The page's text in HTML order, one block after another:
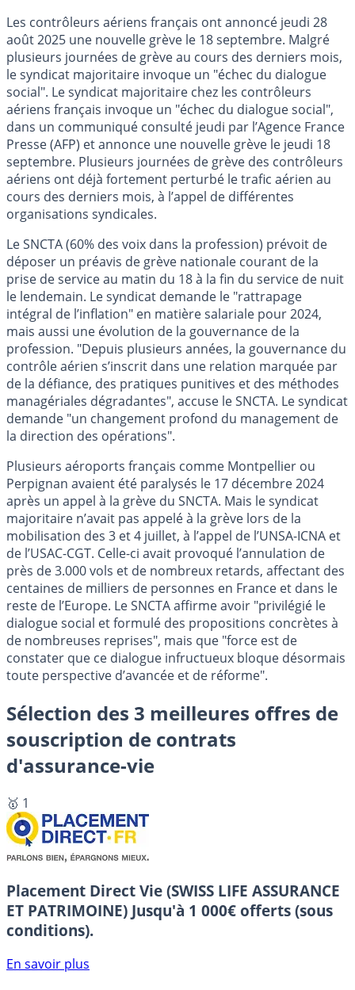
Les contrôleurs aériens français ont annoncé jeudi 28
août 2025 une nouvelle grève le 18 septembre. Malgré
plusieurs journées de grève au cours des derniers mois,
le syndicat majoritaire invoque un "échec du dialogue
social". Le syndicat majoritaire chez les contrôleurs
aériens français invoque un "échec du dialogue social",
dans un communiqué consulté jeudi par l’Agence France
Presse (AFP) et annonce une nouvelle grève le jeudi 18
septembre. Plusieurs journées de grève des contrôleurs
aériens ont déjà fortement perturbé le trafic aérien au
cours des derniers mois, à l’appel de différentes
organisations syndicales.
Le SNCTA (60% des voix dans la profession) prévoit de
déposer un préavis de grève nationale courant de la
prise de service au matin du 18 à la fin du service de nuit
le lendemain. Le syndicat demande le "rattrapage
intégral de l’inflation" en matière salariale pour 2024,
mais aussi une évolution de la gouvernance de la
profession. "Depuis plusieurs années, la gouvernance du
contrôle aérien s’inscrit dans une relation marquée par
de la défiance, des pratiques punitives et des méthodes
managériales dégradantes", accuse le SNCTA. Le syndicat
demande "un changement profond du management de
la direction des opérations".
Plusieurs aéroports français comme Montpellier ou
Perpignan avaient été paralysés le 17 décembre 2024
après un appel à la grève du SNCTA. Mais le syndicat
majoritaire n’avait pas appelé à la grève lors de la
mobilisation des 3 et 4 juillet, à l’appel de l’UNSA-ICNA et
de l’USAC-CGT. Celle-ci avait provoqué l’annulation de
près de 3.000 vols et de nombreux retards, affectant des
centaines de milliers de personnes en France et dans le
reste de l’Europe. Le SNCTA affirme avoir "privilégié le
dialogue social et formulé des propositions concrètes à
de nombreuses reprises", mais que "force est de
constater que ce dialogue infructueux bloque désormais
toute perspective d’avancée et de réforme".
Sélection des 3 meilleures offres de
souscription de contrats
d'assurance-vie
🥇 1
Placement Direct Vie (SWISS LIFE ASSURANCE
ET PATRIMOINE) Jusqu'à 1 000€ offerts (sous
conditions).
En savoir plus